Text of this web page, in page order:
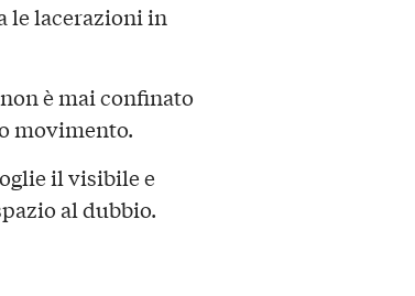
le lacerazioni in
è mai confinato
movimento.
il visibile e
al dubbio.